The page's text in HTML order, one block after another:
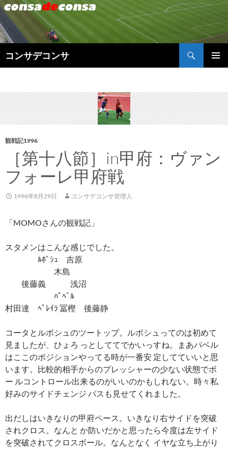
コンサデコンサ
索
ン
ツ
へ
キ
観戦記1996
［第十八節］in甲府：ヴァン
フォーレ甲府戦
1996年8月29日 コンサデコンサ管理人
「MOMOさんの観戦記」
スタメンはこんな感じでした。
ﾙﾎﾞｼｭ 吉原
木島
後藤義 浅沼
ﾊﾟﾍﾞﾙ
村田達 ﾍﾟﾚｲﾗ 冨樫 後藤静
コータとルボシュのツートップ。ルボシュってのは初めて
見ましたが、ひょろ っとしててでかいっすね。まあパベル
はここのポジションやってる時が一番安 定してていいと思
います。比較的相手からのプレッシャーの少ない状態でボ
ー ルコントロール出来るのがいいのかもしれない。時々私
好みのサイドチェンジ パスも見せてくれました。
出だしはいきなりの甲府ペース。いきなり右サイドを突破
されクロス。なんと か防いだかと思ったら今度は左サイド
を突破されてクロスボール。なんとなく イヤな立ち上がり